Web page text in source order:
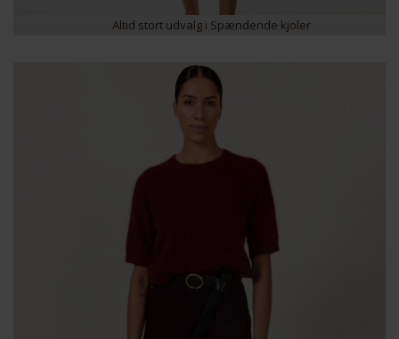
Altid stort udvalg i Spændende kjoler